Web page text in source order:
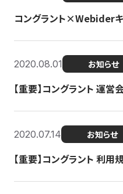
コングラント×Webider
2020.08.01 お知らせ
【重要】コングラント 運
2020.07.14 お知らせ
【重要】コングラント 利